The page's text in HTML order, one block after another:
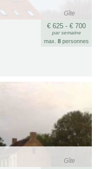
Gîte
€ 625 - € 700
par semaine
max. 8 personnes
Gîte